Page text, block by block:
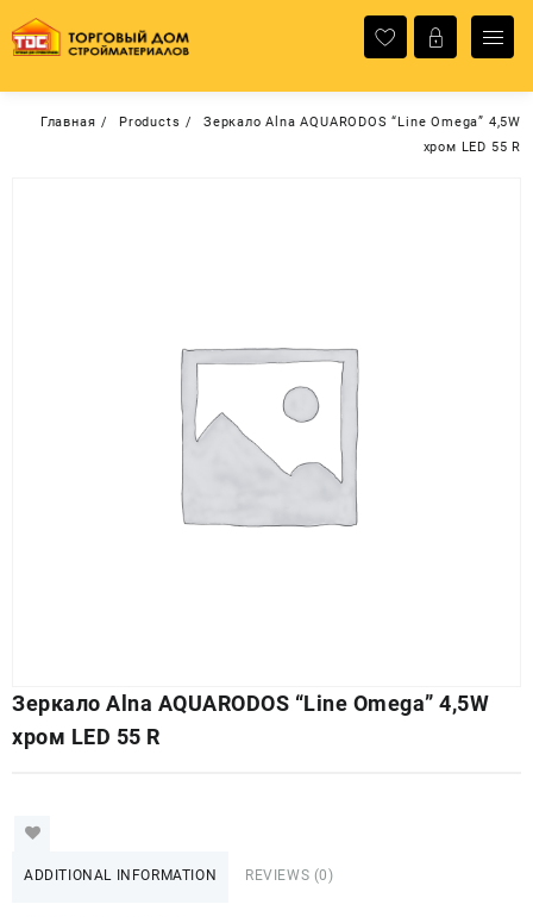
содержимому
Главная Products
Зеркало Alna AQUARODOS “Line Omega” 4,5W
хром LED 55 R
Зеркало Alna AQUARODOS “Line Omega” 4,5W
хром LED 55 R
ADDITIONAL INFORMATION REVIEWS (0)